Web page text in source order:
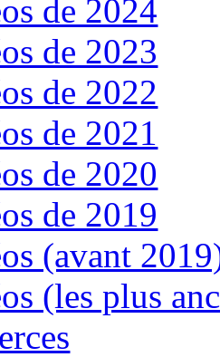
de 2024
de 2023
de 2022
de 2021
de 2020
de 2019
(avant
(les plus